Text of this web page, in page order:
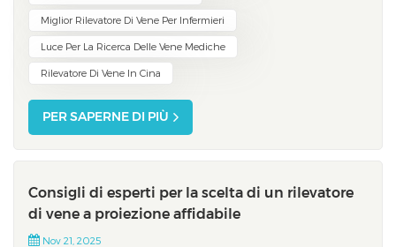
Miglior Rilevatore Di Vene Per Infermieri
Luce Per La Ricerca Delle Vene Mediche
Rilevatore Di Vene In Cina
PER SAPERNE DI PIÙ
Consigli di esperti per la scelta di un rilevatore
di vene a proiezione affidabile
Nov 21, 2025